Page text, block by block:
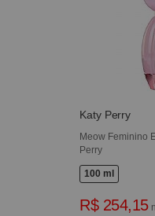
Katy Perry
Meow Feminino
Perry
100 ml
R$ 254,15